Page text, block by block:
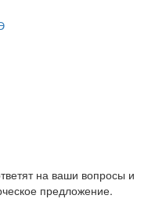
на ваши вопросы и
предложение.